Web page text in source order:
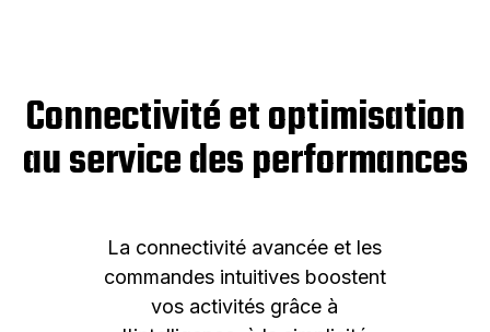
Connectivité et optimisation
au service des performances
La connectivité avancée et les
commandes intuitives boostent
vos activités grâce à